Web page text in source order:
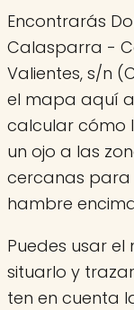
Encontrarás
Calasparra -
Valientes, s/n
el mapa aquí
calcular cómo
un ojo a las
cercanas para
hambre
Puedes usar
situarlo y
ten en cuenta